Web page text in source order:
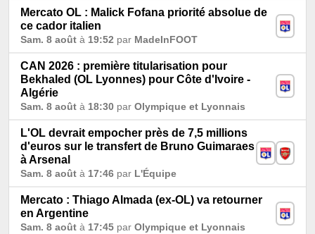
Mercato OL : Malick Fofana priorité absolue de
ce cador italien
Sam. 8 août à 19:52 par MadeInFOOT
CAN 2026 : première titularisation pour
Bekhaled (OL Lyonnes) pour Côte d'Ivoire -
Algérie
Sam. 8 août à 18:30 par Olympique et Lyonnais
L'OL devrait empocher près de 7,5 millions
d'euros sur le transfert de Bruno Guimaraes
à Arsenal
Sam. 8 août à 17:46 par L'Équipe
Mercato : Thiago Almada (ex-OL) va retourner
en Argentine
Sam. 8 août à 17:45 par Olympique et Lyonnais